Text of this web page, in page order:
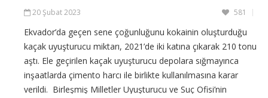
20 Şubat 2023 581
Ekvador’da geçen sene çoğunluğunu kokainin oluşturduğu
kaçak uyuşturucu miktarı, 2021’de iki katına çıkarak 210 tonu
aştı. Ele geçirilen kaçak uyuşturucu depolara sığmayınca
inşaatlarda çimento harcı ile birlikte kullanılmasına karar
verildi. Birleşmiş Milletler Uyuşturucu ve Suç Ofisi’nin